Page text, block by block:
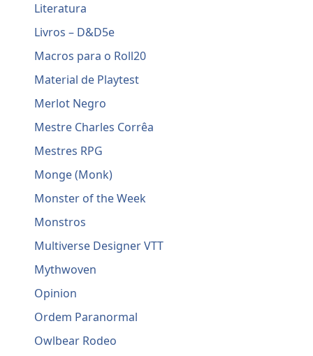
Literatura
Livros – D&D5e
Macros para o Roll20
Material de Playtest
Merlot Negro
Mestre Charles Corrêa
Mestres RPG
Monge (Monk)
Monster of the Week
Monstros
Multiverse Designer VTT
Mythwoven
Opinion
Ordem Paranormal
Owlbear Rodeo